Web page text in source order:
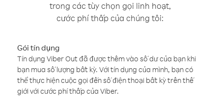
trong các tùy chọn gọi linh hoạt,
cước phí thấp của chúng tôi:
Gói tín dụng
Tín dụng Viber Out đã được thêm vào số dư của bạn khi
bạn mua số lượng bất kỳ. Với tín dụng của mình, bạn có
thể thực hiện cuộc gọi đến số điện thoại bất kỳ trên thế
giới với cước phí thấp của Viber.